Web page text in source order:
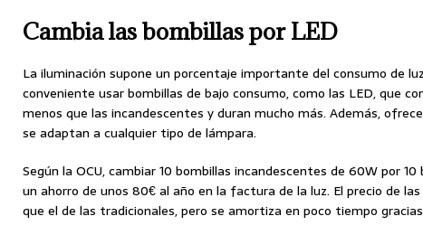
Cambia las bombillas por LED
La iluminación supone un porcentaje importante del consumo de
conveniente usar bombillas de bajo consumo, como las LED, que
menos que las incandescentes y duran mucho más. Además,
se adaptan a cualquier tipo de lámpara.
Según la OCU, cambiar 10 bombillas incandescentes de 60W por
un ahorro de unos 80€ al año en la factura de la luz. El precio de
que el de las tradicionales, pero se amortiza en poco tiempo